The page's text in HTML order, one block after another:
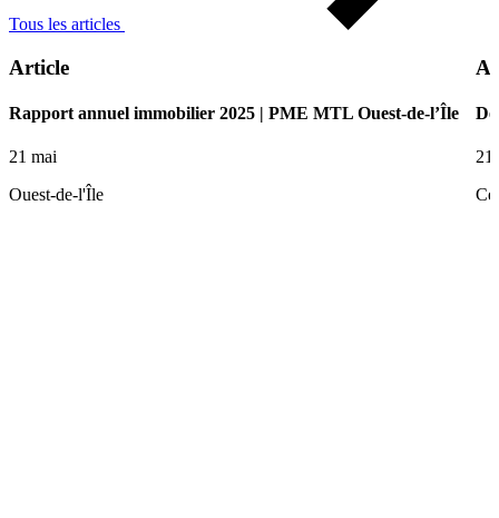
Tous les articles
Article
Rapport annuel immobilier 2025 | PME MTL Ouest-de-l’Île
21 mai
Ouest-de-l'Île
21